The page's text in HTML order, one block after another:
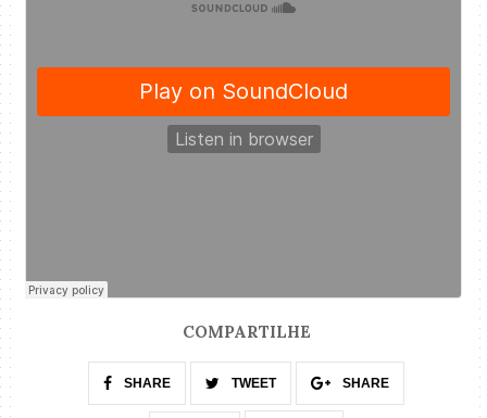
COMPARTILHE
SHARE TWEET SHARE